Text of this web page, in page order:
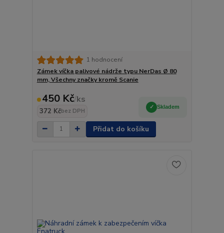
1 hodnocení
Zámek víčka palivové nádrže typu NerDas Ø 80
mm, Všechny značky kromě Scanie
450 Kč/ks
372 Kčbez DPH
Skladem
Přidat do košíku